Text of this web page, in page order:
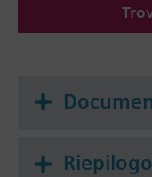
disponibili nella
rispettivamente